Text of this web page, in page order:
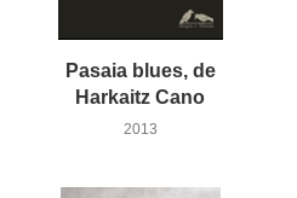
Pasaia blues, de
Harkaitz Cano
2013